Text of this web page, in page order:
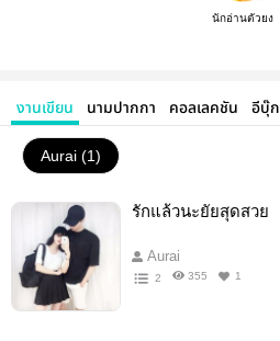
นักอ่านตัวยง
งานเขียน นามปากกา คอลเลคชัน อีบุ๊ก
Aurai (1)
รักแล้วนะยัยสุดสวย
Aurai
2 355 1